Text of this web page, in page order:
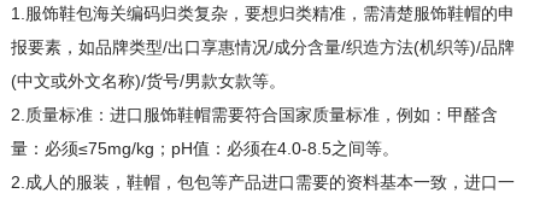
1.服饰鞋包海关编码归类复杂，要想归类精准，需清楚服饰鞋帽的申
报要素，如品牌类型/出口享惠情况/成分含量/织造方法(机织等)/品牌
(中文或外文名称)/货号/男款女款等。
2.‌质量标准‌：进口服饰鞋帽需要符合国家质量标准，例如：‌甲醛含
量‌：必须≤75mg/kg‌；‌pH值‌：必须在4.0-8.5之间等。‌
2.成人的服装，鞋帽，包包等产品进口需要的资料基本一致，进口一